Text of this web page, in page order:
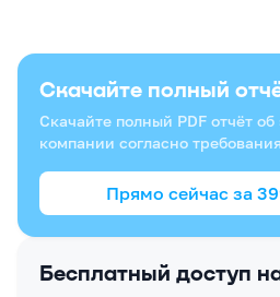
Бесплатный доступ
Скачайте полный
Скачайте полный PDF отчёт об
компании согласно
Прямо сейчас за